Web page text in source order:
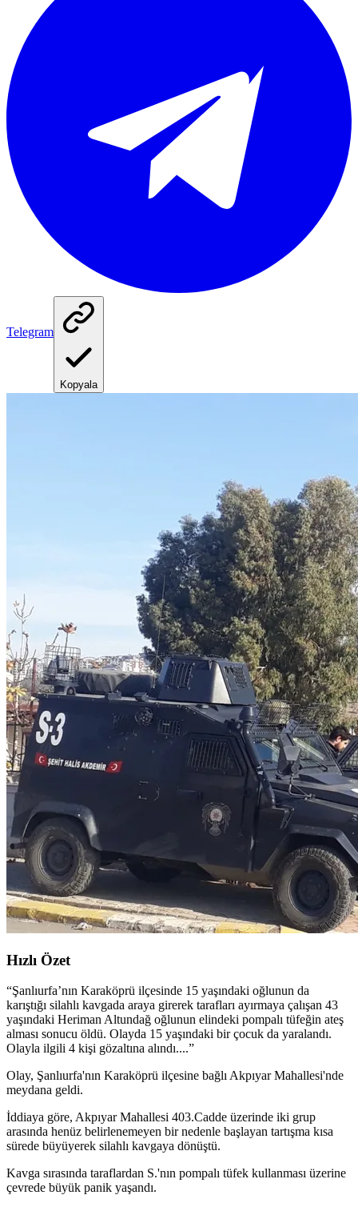
Telegram
Kopyala
Hızlı Özet
“Şanlıurfa’nın Karaköprü ilçesinde 15 yaşındaki oğlunun da
karıştığı silahlı kavgada araya girerek tarafları ayırmaya çalışan 43
yaşındaki Heriman Altundağ oğlunun elindeki pompalı tüfeğin ateş
alması sonucu öldü. Olayda 15 yaşındaki bir çocuk da yaralandı.
Olayla ilgili 4 kişi gözaltına alındı....”
Olay, Şanlıurfa'nın Karaköprü ilçesine bağlı Akpıyar Mahallesi'nde
meydana geldi.
İddiaya göre, Akpıyar Mahallesi 403.Cadde üzerinde iki grup
arasında henüz belirlenemeyen bir nedenle başlayan tartışma kısa
sürede büyüyerek silahlı kavgaya dönüştü.
Kavga sırasında taraflardan S.'nın pompalı tüfek kullanması üzerine
çevrede büyük panik yaşandı.